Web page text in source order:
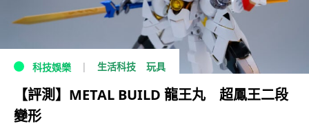
科技娛樂 生活科技 玩具
【評測】METAL BUILD 龍王丸 超鳳王二段
變形